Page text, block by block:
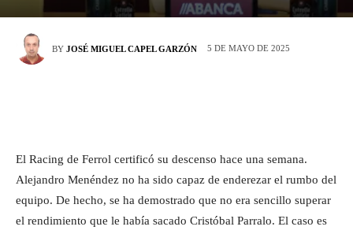
BY JOSÉ MIGUEL CAPEL GARZÓN 5 DE MAYO DE 2025
El Racing de Ferrol certificó su descenso hace una semana.
Alejandro Menéndez no ha sido capaz de enderezar el rumbo del
equipo. De hecho, se ha demostrado que no era sencillo superar
el rendimiento que le había sacado Cristóbal Parralo. El caso es